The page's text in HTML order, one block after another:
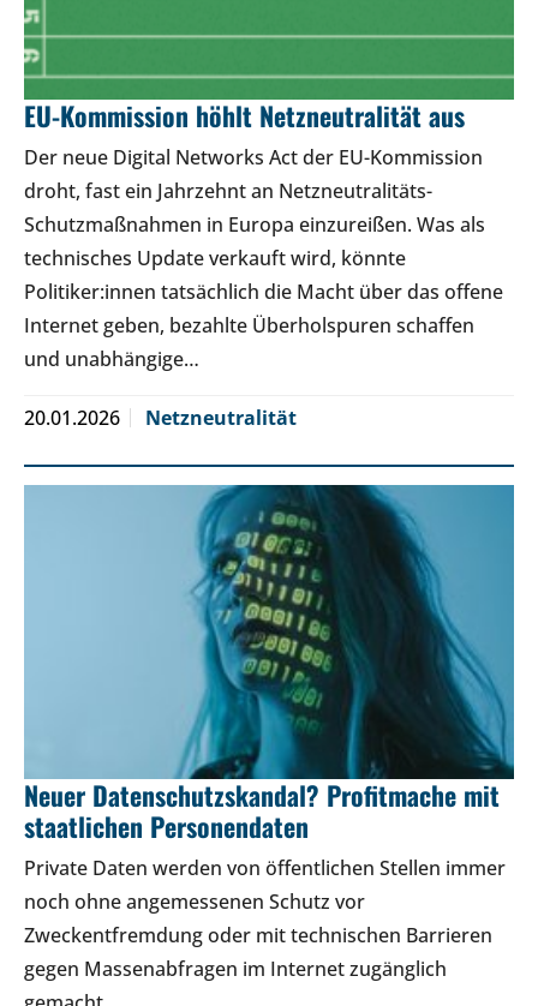
EU-Kommission höhlt Netzneutralität aus
Der neue Digital Networks Act der EU-Kommission
droht, fast ein Jahrzehnt an Netzneutralitäts-
Schutzmaßnahmen in Europa einzureißen. Was als
technisches Update verkauft wird, könnte
Politiker:innen tatsächlich die Macht über das offene
Internet geben, bezahlte Überholspuren schaffen
und unabhängige…
20.01.2026 Netzneutralität
Neuer Datenschutzskandal? Profitmache mit
staatlichen Personendaten
Private Daten werden von öffentlichen Stellen immer
noch ohne angemessenen Schutz vor
Zweckentfremdung oder mit technischen Barrieren
gegen Massenabfragen im Internet zugänglich